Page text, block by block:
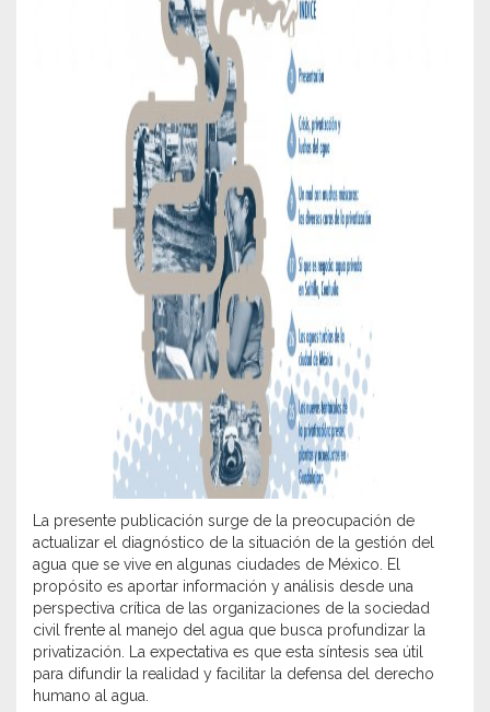
La presente publicación surge de la preocupación de
actualizar el diagnóstico de la situación de la gestión del
agua que se vive en algunas ciudades de México. El
propósito es aportar información y análisis desde una
perspectiva crítica de las organizaciones de la sociedad
civil frente al manejo del agua que busca profundizar la
privatización. La expectativa es que esta síntesis sea útil
para difundir la realidad y facilitar la defensa del derecho
humano al agua.